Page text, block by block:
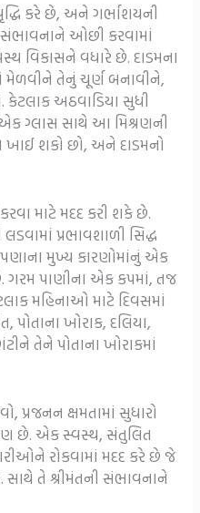
કરે છે, અને ગર્ભાશયની
સંભાવનાને ઓછી કરવામાં
વિકાસને વધારે છે. દાડમના
મેળવીને તેનું ચૂર્ણ બનાવીને,
કેટલાક અઠવાડિયા સુધી
ગ્લાસ સાથે આ મિશ્રણની
ખાઈ શકો છો, અને દાડમનો
કરવા માટે મદદ કરી શકે છે.
પ્રભાવશાળી સિદ્ધ
મુખ્ય કારણોમાંનું એક
ગરમ પાણીના એક કપમાં, તજ
મહિનાઓ માટે દિવસમાં
પોતાના ખોરાક, દલિયા,
તેને પોતાના ખોરાકમાં
પ્રજનન ક્ષમતામાં સુધારો
છે. એક સ્વસ્થ, સંતુલિત
રોકવામાં મદદ કરે છે જે
તે શ્રીમંતની સંભાવનાને